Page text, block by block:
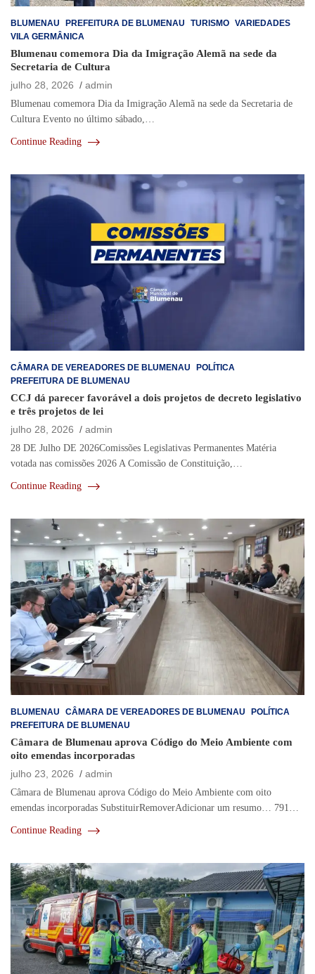
BLUMENAU PREFEITURA DE BLUMENAU TURISMO VARIEDADES
VILA GERMÂNICA
Blumenau comemora Dia da Imigração Alemã na sede da
Secretaria de Cultura
julho 28, 2026
admin
Blumenau comemora Dia da Imigração Alemã na sede da Secretaria de
Cultura Evento no último sábado,…
Continue Reading
CÂMARA DE VEREADORES DE BLUMENAU
POLÍTICA
PREFEITURA DE BLUMENAU
CCJ dá parecer favorável a dois projetos de decreto legislativo
e três projetos de lei
julho 28, 2026
admin
28 DE Julho DE 2026Comissões Legislativas Permanentes Matéria
votada nas comissões 2026 A Comissão de Constituição,…
Continue Reading
BLUMENAU CÂMARA DE VEREADORES DE BLUMENAU
POLÍTICA
PREFEITURA DE BLUMENAU
Câmara de Blumenau aprova Código do Meio Ambiente com
oito emendas incorporadas
julho 23, 2026
admin
Câmara de Blumenau aprova Código do Meio Ambiente com oito
emendas incorporadas SubstituirRemoverAdicionar um resumo… 791…
Continue Reading